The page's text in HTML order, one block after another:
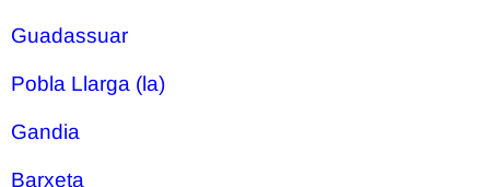
Guadassuar
Pobla Llarga (la)
Gandia
Barxeta